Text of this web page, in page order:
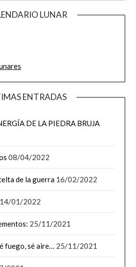
LUNAR
ENTRADAS
DE LA PIEDRA BRUJA
08/04/2022
de la guerra 16/02/2022
14/01/2022
25/11/2021
fuego, sé aire… 25/11/2021